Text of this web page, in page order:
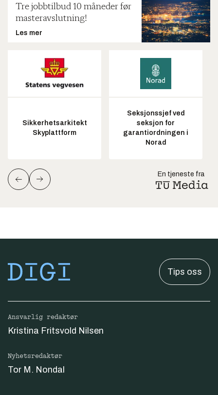
Tre jobbtilbud 10 måneder før
masteravslutning!
Les mer
Sikkerhetsarkitekt
Skyplattform
Seksjonssjef ved
seksjon for
garantiordningen i
Norad
En tjeneste fra
Tips oss
Ansvarlig redaktør
Kristina Fritsvold Nilsen
Nyhetsredaktør
Tor M. Nondal